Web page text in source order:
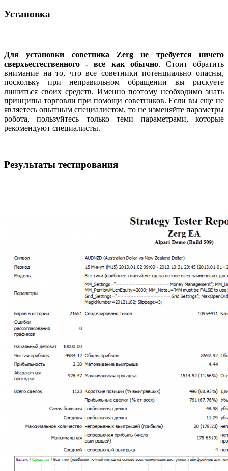
Установка
Для установки советника Zerg не требуется ничего
сверхъестественного - все как обычно. Стоит обратить
внимание на то, что все советники потенциально опасны,
поскольку при неправильном обращении вы рискуете
лишиться своих средств. Именно поэтому необходимо знать
принципы торговли при помощи советников. Если вы еще не
являетесь опытным специалистом, то не изменяйте параметры
робота, пользуйтесь только теми параметрами, которые
рекомендуют специалисты.
Результаты тестирования